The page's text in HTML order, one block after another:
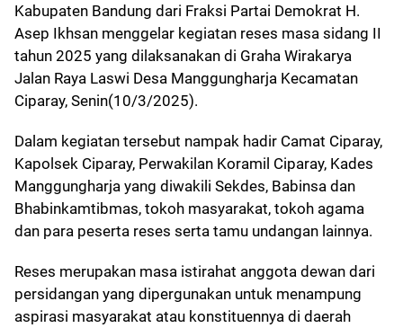
Kabupaten Bandung dari Fraksi Partai Demokrat H.
Asep Ikhsan menggelar kegiatan reses masa sidang II
tahun 2025 yang dilaksanakan di Graha Wirakarya
Jalan Raya Laswi Desa Manggungharja Kecamatan
Ciparay, Senin(10/3/2025).
Dalam kegiatan tersebut nampak hadir Camat Ciparay,
Kapolsek Ciparay, Perwakilan Koramil Ciparay, Kades
Manggungharja yang diwakili Sekdes, Babinsa dan
Bhabinkamtibmas, tokoh masyarakat, tokoh agama
dan para peserta reses serta tamu undangan lainnya.
Reses merupakan masa istirahat anggota dewan dari
persidangan yang dipergunakan untuk menampung
aspirasi masyarakat atau konstituennya di daerah